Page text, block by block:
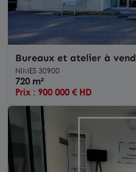
Bureaux et atelier à
affaires Ville Active
NIMES 30900
720 m²
Prix : 900 000 € HD